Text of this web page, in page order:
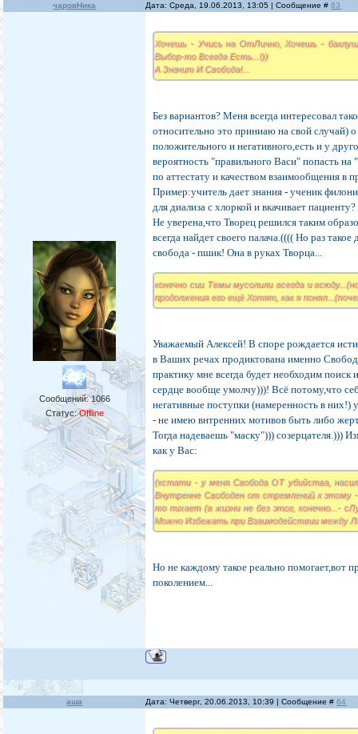
чаровНика Дата: Среда, 19.06.2013, 13:05 | Сообщение #63
Сообщений:1066
Статус:Offline
Хочешь - Учись на ОтЛично, Хочешь -
Выбор-то Всегда Есть...!))
А Значит И Свобода!...
Без вариантов? Меня всегда интересовал
относительно это приниаю на свой случай)
положительного и негативного,есть и у
вероятность "правильного Васи" попасть
по аттестату и качеством взаимообщения в
Пример:учитель дает знания - ученик
для диализа с хлоркой и вкачивает пациенту?
Не уверена,что Творец решился таким
всегда найдет своего палача.(((( Но раз
свобода - пшик! Она в руках Творца...
конечно сии Темы мусолили всегда и
продолжения его ещё Хотят, как я
Уважаемый Алексей! В споре рождается
в Ваших речах продиктована именно
практику мне всегда будет необходим
сердце вообще умолчу)))! Всё потому,что
негативные поступки (намеренность в
- не имею внтренних мотивов быть либо
Тогда надеваешь "маску"))) созерцателя.)))
как у Вас:
(кстати - у меня Свобода ОТ убийства,
Внутренне Свободен от стремлений к этому
то пихает (в жизни не без этог, конечно...-
Можно Избежать при Взаимодействии между
Но не каждому такое реально
поколением...
аша Дата: Четверг, 20.06.2013, 10:39 | Сообщение #64